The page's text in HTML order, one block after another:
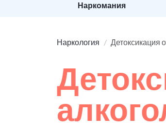
Наркомания
Наркология Детоксикация